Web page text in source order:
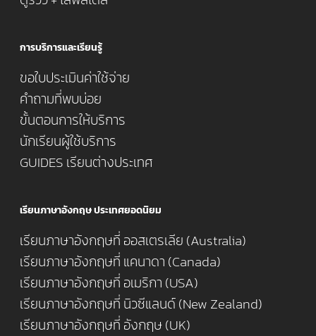
การบริการและเรียนรู้
ขอใบประเมินค่าใช้จ่าย
คำถามที่พบบ่อย
ขั้นตอนการให้บริการ
นักเรียนผู้ใช้บริการ
GUIDES เรียนต่างประเทศ
เรียนภาษาอังกฤษ ประเทศยอดนิยม
เรียนภาษาอังกฤษที่ ออสเตรเลีย (Australia)
เรียนภาษาอังกฤษที่ แคนาดา (Canada)
เรียนภาษาอังกฤษที่ อเมริกา (USA)
เรียนภาษาอังกฤษที่ นิวซีแลนด์ (New Zealand)
เรียนภาษาอังกฤษที่ อังกฤษ (UK)